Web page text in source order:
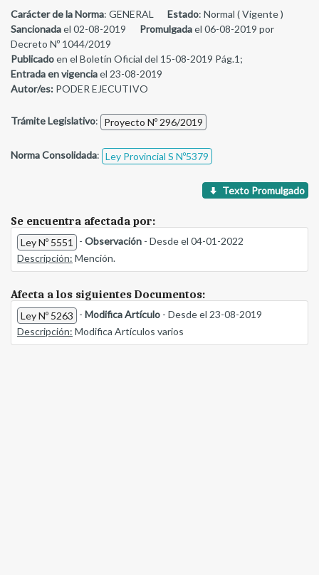
Carácter de la Norma: GENERAL Estado: Normal ( Vigente )
Sancionadael 02-08-2019 Promulgadael 06-08-2019 por
Decreto Nº 1044/2019
Publicadoen el Boletín Oficial del 15-08-2019 Pág.1;
Entrada en vigenciael 23-08-2019
Autor/es: PODER EJECUTIVO
Trámite Legislativo: Proyecto Nº 296/2019
Norma Consolidada: Ley Provincial S Nº5379
Texto Promulgado
Se encuentra afectada por:
Ley Nº 5551 - Observación - Desde el 04-01-2022
Descripción: Mención.
Afecta a los siguientes Documentos:
Ley Nº 5263 - Modifica Artículo - Desde el 23-08-2019
Descripción: Modifica Artículos varios